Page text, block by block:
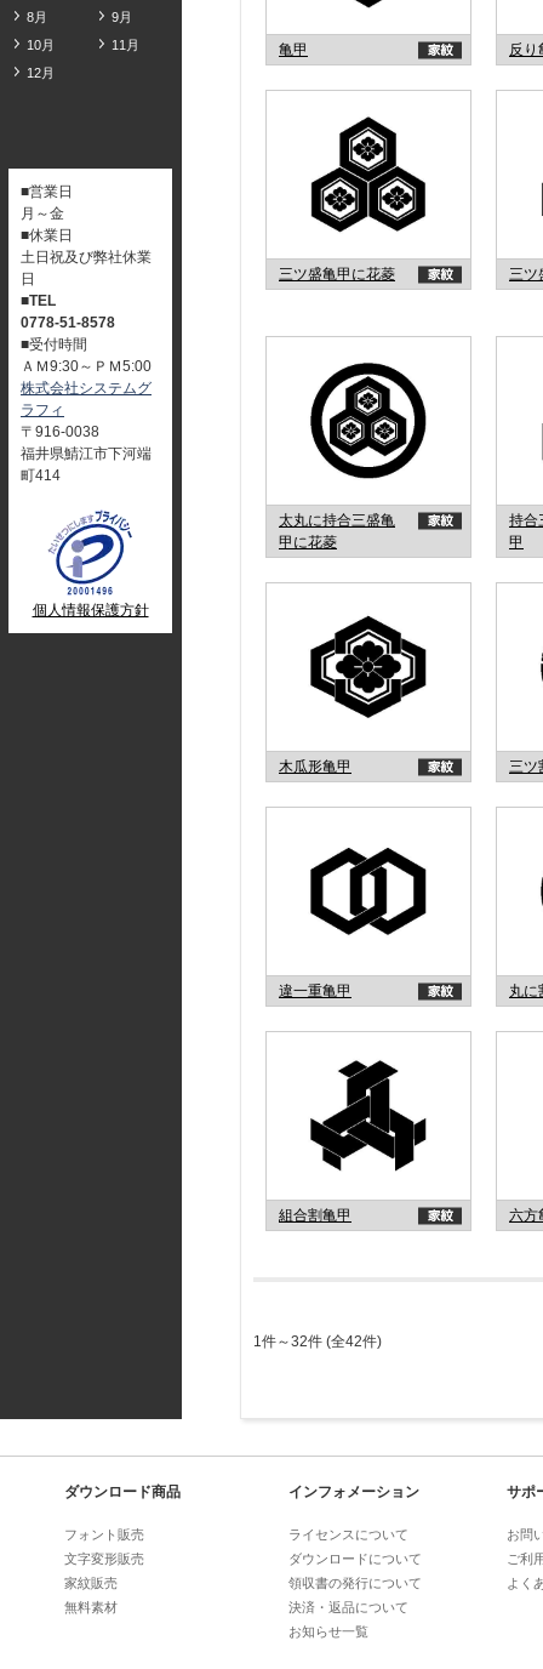
8月
9月
10月
11月
12月
■営業日
月～金
■休業日
土日祝及び弊社休業
日
■TEL
0778-51-8578
■受付時間
ＡＭ9:30～ＰＭ5:00
株式会社システムグ
ラフィ
〒916-0038
福井県鯖江市下河端
町414
個人情報保護方針
亀甲 反り
三ツ盛亀甲に花菱 三ツ
太丸に持合三盛亀
甲に花菱
持合
甲
木瓜形亀甲 三ツ
違一重亀甲 丸に
組合割亀甲 六方
1件～32件 (全42件)
ダウンロード商品
フォント販売
文字変形販売
家紋販売
無料素材
インフォメーション
ライセンスについて
ダウンロードについて
領収書の発行について
決済・返品について
お知らせ一覧
サポ
お問
ご利
よく